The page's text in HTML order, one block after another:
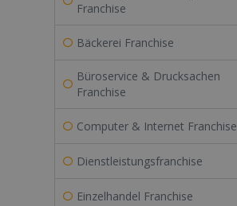
Franchise
Bäckerei Franchise
Büroservice & Drucksachen
Franchise
Computer & Internet Franchise
Dienstleistungsfranchise
Einzelhandel Franchise